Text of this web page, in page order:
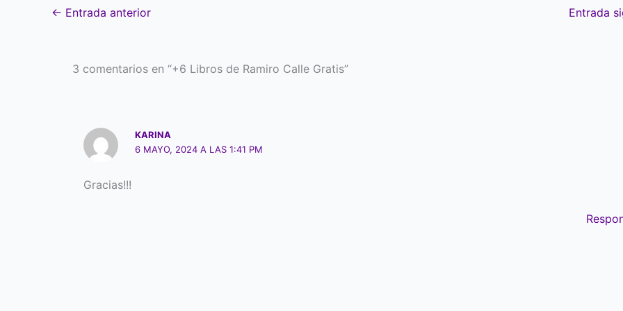
← Entrada anterior Entrada
3 comentarios en “+6 Libros de Ramiro Calle Gratis”
KARINA
6 MAYO, 2024 A LAS 1:41 PM
Gracias!!!